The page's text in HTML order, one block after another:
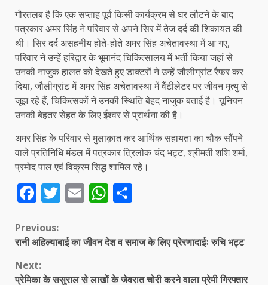
गौरतलब है कि एक सप्ताह पूर्व किसी कार्यक्रम से घर लौटने के बाद
पत्रकार अमर सिंह ने परिवार से अपने सिर में तेज दर्द की शिकायत की
थी। सिर दर्द असहनीय होते-होते अमर सिंह अचेतावस्था में आ गए,
परिवार ने उन्हें हरिद्वार के भूमानंद चिकित्सालय में भर्ती किया जहां से
उनकी नाजुक हालत को देखते हुए डाक्टरों ने उन्हें जौलीग्रांट रैफर कर
दिया, जौलीग्रांट में अमर सिंह अचेतावस्था में वैंटीलेटर पर जीवन मृत्यु से
जूझ रहे हैं, चिकित्सकों ने उनकी स्थिति बेहद नाजुक बताई है। यूनियन
उनकी बेहतर सेहत के लिए ईश्वर से प्रार्थना की है।
अमर सिंह के परिवार से मुलाक़ात कर आर्थिक सहायता का चौक सौंपने
वाले प्रतिनिधि मंडल में पत्रकार त्रिलोक चंद भट्ट, श्रीमती शशि शर्मा,
प्रमोद पाल एवं विक्रम सिद्ध शामिल रहे।
Facebook
Twitter
EmailWhatsApp
Continue
Reading
Previous:
रानी अहिल्याबाई का जीवन देश व समाज के लिए प्रेरणादाईः रुचि भट्ट
Next:
प्रेमिका के ससुराल से लाखों के जेवरात चोरी करने वाला प्रेमी गिरफ्तार